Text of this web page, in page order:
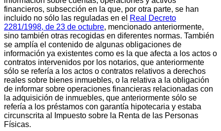
financieros, subsección en la que, por otra parte, se han
incluido no sólo las reguladas en el Real Decreto
2281/1998, de 23 de octubre, mencionado anteriormente,
sino también otras recogidas en diferentes normas. También
se amplía el contenido de algunas obligaciones de
información ya existentes como es la que afecta a los actos o
contratos intervenidos por los notarios, que anteriormente
sólo se refería a los actos o contratos relativos a derechos
reales sobre bienes inmuebles, o la relativa a la obligación
de informar sobre operaciones financieras relacionadas con
la adquisición de inmuebles, que anteriormente sólo se
refería a los préstamos con garantía hipotecaria y estaba
circunscrita al Impuesto sobre la Renta de las Personas
Físicas.